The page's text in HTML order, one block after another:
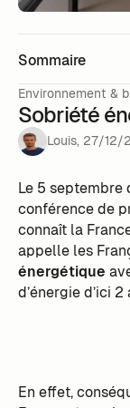
Sommaire
Environnement &
Sobriété
Louis, 27/12/
Le 5 septembre
conférence de
connaît la
appelle les
énergétique
d’énergie d’ici 2
En effet,